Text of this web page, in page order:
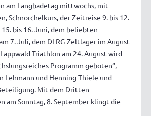
am Langbadetag mittwochs, mit
Schnorchelkurs, der Zeitreise 9. bis 12.
bis 16. Juni, dem beliebten
7. Juli, dem DLRG-Zeltlager im August
Triathlon am 24. August wird
Programm geboten“,
Lehmann und Henning Thiele und
Mit dem Dritten
am Sonntag, 8. September klingt die